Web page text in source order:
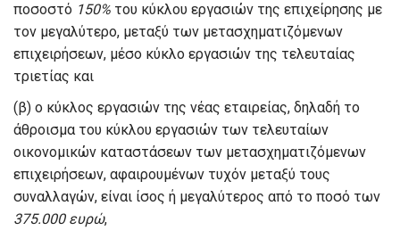
ποσοστό 150% του κύκλου εργασιών της επιχείρησης με
τον μεγαλύτερο, μεταξύ των μετασχηματιζόμενων
επιχειρήσεων, μέσο κύκλο εργασιών της τελευταίας
τριετίας και
(β) ο κύκλος εργασιών της νέας εταιρείας, δηλαδή το
άθροισμα του κύκλου εργασιών των τελευταίων
οικονομικών καταστάσεων των μετασχηματιζόμενων
επιχειρήσεων, αφαιρουμένων τυχόν μεταξύ τους
συναλλαγών, είναι ίσος ή μεγαλύτερος από το ποσό των
375.000 ευρώ,